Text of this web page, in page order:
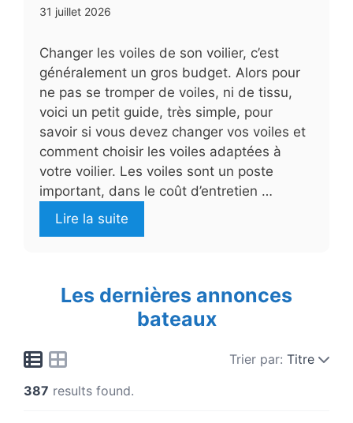
31 juillet 2026
Changer les voiles de son voilier, c’est
généralement un gros budget. Alors pour
ne pas se tromper de voiles, ni de tissu,
voici un petit guide, très simple, pour
savoir si vous devez changer vos voiles et
comment choisir les voiles adaptées à
votre voilier. Les voiles sont un poste
important, dans le coût d’entretien …
Lire la suite
Les dernières annonces
bateaux
Trier par: Titre
387 results found.